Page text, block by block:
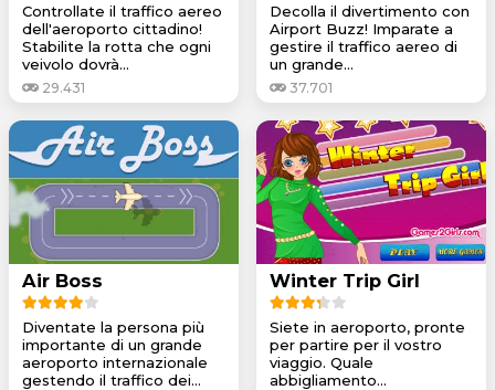
Controllate il traffico aereo
dell'aeroporto cittadino!
Stabilite la rotta che ogni
veivolo dovrà...
29.431
Decolla il divertimento con
Airport Buzz! Imparate a
gestire il traffico aereo di
un grande...
37.701
Air Boss
Diventate la persona più
importante di un grande
aeroporto internazionale
gestendo il traffico dei...
Winter Trip Girl
Siete in aeroporto, pronte
per partire per il vostro
viaggio. Quale
abbigliamento...